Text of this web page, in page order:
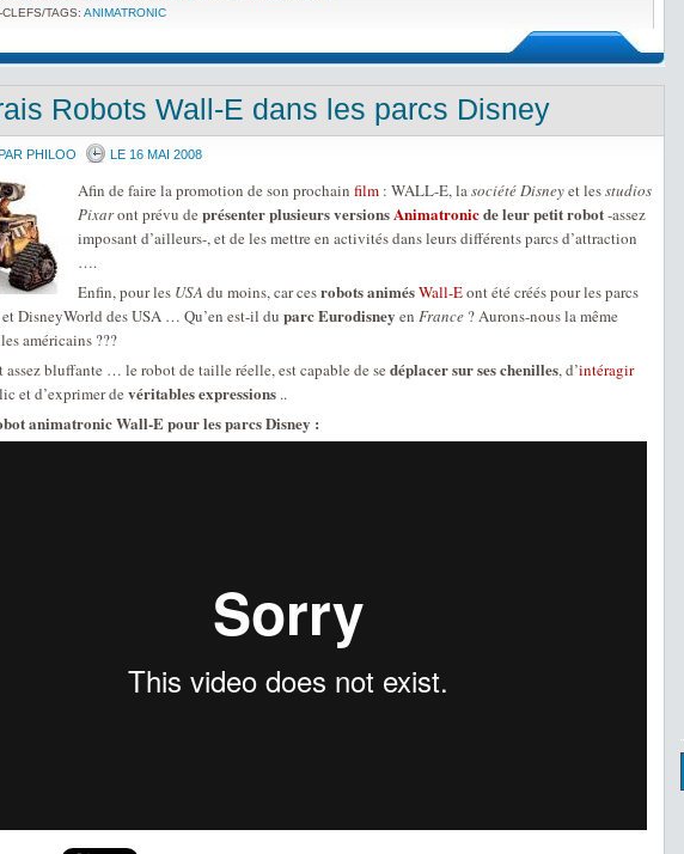
CLEFS/TAGS: ANIMATRONIC
Robots Wall-E dans les parcs Disney
PHILOO LE 16 MAI 2008
Afin de faire la promotion de son prochain film : WALL-E, lasociété Disneyet lesstudios
Pixaront prévu de présenter plusieurs versionsAnimatronicde leur petit robot-assez
imposant d’ailleurs-, et de les mettre en activités dans leurs différents parcs d’attraction
….
Enfin, pour les USA du moins, car cesrobots animésWall-Eont été créés pour les parcs
DisneyWorld des USA … Qu’en est-il du parc Eurodisney en France ? Aurons-nous la même
américains ???
assez bluffante … le robot de taille réelle, est capable de se déplacer sur ses chenilles, d’intéragir
et d’exprimer de véritables expressions ..
animatronic Wall-E pour les parcs Disney :